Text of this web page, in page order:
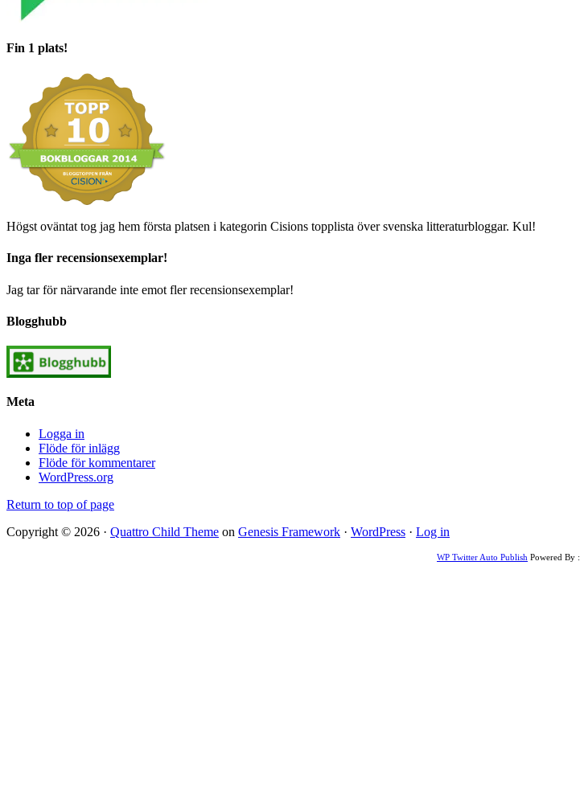
Fin 1 plats!
Högst oväntat tog jag hem första platsen i kategorin Cisions topplista över svenska litteraturbloggar. Kul!
Inga fler recensionsexemplar!
Jag tar för närvarande inte emot fler recensionsexemplar!
Blogghubb
Meta
Logga in
Flöde för inlägg
Flöde för kommentarer
WordPress.org
Return to top of page
Copyright © 2026 · Quattro Child Theme on Genesis Framework · WordPress · Log in
WP Twitter Auto Publish Powered By :